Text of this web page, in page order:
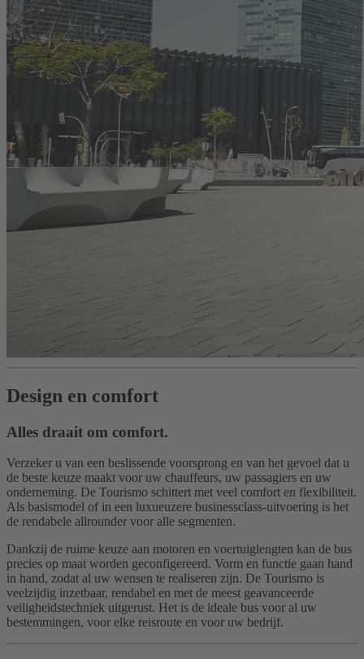
Design en comfort
Alles draait om comfort.
Verzeker u van een beslissende voorsprong en van het gevoel dat u
de beste keuze maakt voor uw chauffeurs, uw passagiers en uw
onderneming. De Tourismo schittert met veel comfort en flexibiliteit.
Als basismodel of in een luxueuzere businessclass-uitvoering is het
de rendabele allrounder voor alle segmenten.
Dankzij de ruime keuze aan motoren en voertuiglengten kan de bus
precies op maat worden geconfigereerd. Vorm en functie gaan hand
in hand, zodat al uw wensen te realiseren zijn. De Tourismo is
veelzijdig inzetbaar, rendabel en met de meest geavanceerde
veiligheidstechniek uitgerust. Het is de ideale bus voor al uw
bestemmingen, voor elke reisroute en voor uw bedrijf.